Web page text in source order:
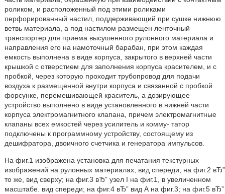
роликом, и расположенный под этими роликами
перфорированный настил, поддерживающий при сушке нижнюю
ветвь материала, а под настилом размещен ленточный
транспортер для приема высушенного рулонного материала и
направления его на намоточный барабан, при этом каждая
емкость выполнена в виде корпуса, закрытого в верхней части
крышкой с отверстием для заполнения корпуса красителем, и с
пробкой, через которую проходит трубопровод для подачи
воздуха к размещенной внутри корпуса и связанной с пробкой
форсунке, перемешивающей краситель, а дозирующее
устройство выполнено в виде установленного в нижней части
корпуса электромагнитного клапана, причем электромагнитные
клапаны всех емкостей через усилитель и комму- татор
подключены к программному устройству, состоящему из
дешифратора, двоичного счетчика и генератора импульсов.
На фиг.1 изображена установка для печатания текстурных
изображений на рулонных материалах, вид спереди; на фиг.2 вЂ”
то же, вид сверху; на фиг.3 вЂ” узел I на фиг.1, в увеличенном
масштабе. вид спереди; на фиг.4 вЂ” вид А на фиг.3; на фиг.5 вЂ”